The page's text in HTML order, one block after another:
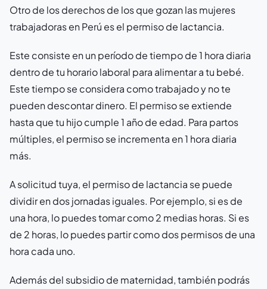
Otro de los derechos de los que gozan las mujeres
trabajadoras en Perú es el permiso de lactancia.
Este consiste en un período de tiempo de 1 hora diaria
dentro de tu horario laboral para alimentar a tu bebé.
Este tiempo se considera como trabajado y no te
pueden descontar dinero. El permiso se extiende
hasta que tu hijo cumple 1 año de edad. Para partos
múltiples, el permiso se incrementa en 1 hora diaria
más.
A solicitud tuya, el permiso de lactancia se puede
dividir en dos jornadas iguales. Por ejemplo, si es de
una hora, lo puedes tomar como 2 medias horas. Si es
de 2 horas, lo puedes partir como dos permisos de una
hora cada uno.
Además del subsidio de maternidad, también podrás